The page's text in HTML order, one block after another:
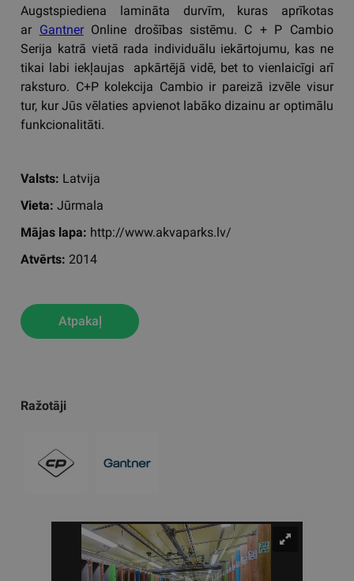
Ražotāji
Augstspiediena lamināta durvīm, kuras aprīkotas
ar GantnerOnline drošības sistēmu. C + P Cambio
Serija katrā vietā rada individuālu iekārtojumu, kas ne
tikai labi iekļaujas apkārtējā vidē, bet to vienlaicīgi arī
raksturo. C+P kolekcija Cambio ir pareizā izvēle visur
tur, kur Jūs vēlaties apvienot labāko dizainu ar optimālu
funkcionalitāti.
Valsts: Latvija
Vieta: Jūrmala
Mājas lapa: http://www.akvaparks.lv/
Atvērts: 2014
Atpakaļ